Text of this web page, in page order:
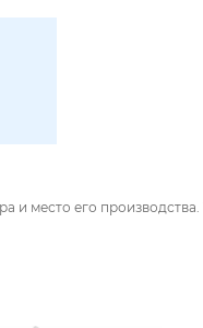
и место его